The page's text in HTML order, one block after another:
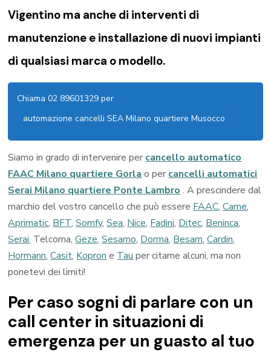
Vigentino ma anche di interventi di
manutenzione e installazione di nuovi impianti
di qualsiasi marca o modello.
Chiama 02 89601329 per
automazione cancelli SEA Milano quartiere Musocco
Siamo in grado di intervenire percancello automatico
FAAC Milano quartiere Gorlao percancelli automatici
Serai Milano quartiere Ponte Lambro. A prescindere dal
marchio del vostro cancello che può essereFAAC,Came,
Aprimatic,BFT,Somfy,Sea,Nice,Fadini,Ditec,Beninca,
Serai, Telcoma,Geze,Sesamo,Dorma,Besam,Cardin,
Hormann,Casit,KoproneTauper citarne alcuni, ma non
ponetevi dei limiti!
Per caso sogni di parlare con un
call center in situazioni di
emergenza per un guasto al tuo